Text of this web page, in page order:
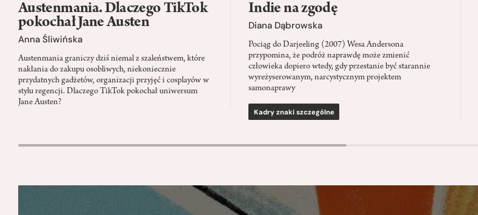
Austenmania. Dlaczego TikTok
pokochał Jane Austen
Anna Śliwińska
Austenmania graniczy dziś niemal z szaleństwem, które
nakłania do zakupu osobliwych, niekoniecznie
przydatnych gadżetów, organizacji przyjęć i cosplayów w
stylu regencji. Dlaczego TikTok pokochał uniwersum
Jane Austen?
Indie na zgodę
Diana Dąbrowska
Pociąg do Darjeeling (2007) Wesa Andersona
przypomina, że podróż naprawdę może zmienić
człowieka dopiero wtedy, gdy przestanie być starannie
wyreżyserowanym, narcystycznym projektem
samonaprawy
Kadry znaki szczególne